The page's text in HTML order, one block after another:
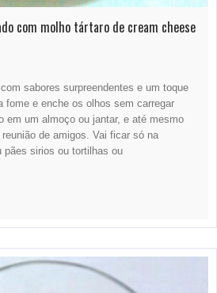
com molho tártaro de cream cheese
sabores surpreendentes e um toque
fome e enche os olhos sem carregar
em um almoço ou jantar, e até mesmo
de amigos. Vai ficar só na
pães sirios ou tortilhas ou